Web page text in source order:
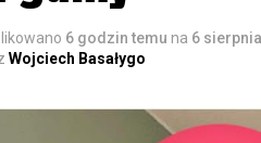
6 godzin temu na 6
Wojciech Basałygo